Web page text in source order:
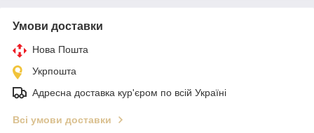
Умови доставки
Нова Пошта
Укрпошта
Адресна доставка кур'єром по всій Україні
Всі умови доставки